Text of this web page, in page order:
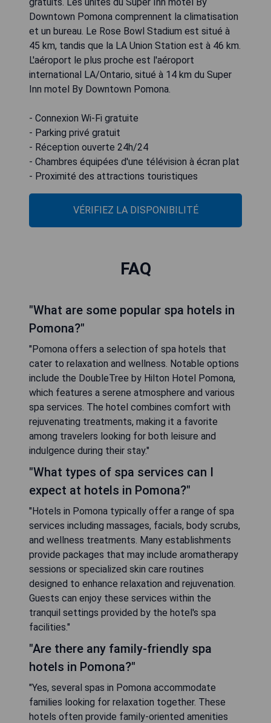
Downtown Pomona comprennent la climatisation
et un bureau. Le Rose Bowl Stadium est situé à
45 km, tandis que la LA Union Station est à 46 km.
L'aéroport le plus proche est l'aéroport
international LA/Ontario, situé à 14 km du Super
Inn motel By Downtown Pomona.
- Connexion Wi-Fi gratuite
- Parking privé gratuit
- Réception ouverte 24h/24
- Chambres équipées d'une télévision à écran plat
- Proximité des attractions touristiques
VÉRIFIEZ LA DISPONIBILITÉ
FAQ
"What are some popular spa hotels in
Pomona?"
"Pomona offers a selection of spa hotels that
cater to relaxation and wellness. Notable options
include the DoubleTree by Hilton Hotel Pomona,
which features a serene atmosphere and various
spa services. The hotel combines comfort with
rejuvenating treatments, making it a favorite
among travelers looking for both leisure and
indulgence during their stay."
"What types of spa services can I
expect at hotels in Pomona?"
"Hotels in Pomona typically offer a range of spa
services including massages, facials, body scrubs,
and wellness treatments. Many establishments
provide packages that may include aromatherapy
sessions or specialized skin care routines
designed to enhance relaxation and rejuvenation.
Guests can enjoy these services within the
tranquil settings provided by the hotel's spa
facilities."
"Are there any family-friendly spa
hotels in Pomona?"
"Yes, several spas in Pomona accommodate
families looking for relaxation together. These
hotels often provide family-oriented amenities